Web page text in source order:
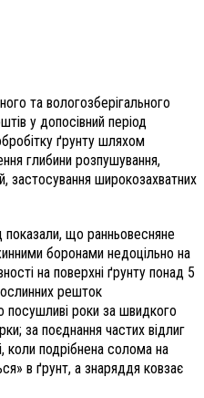
та вологозберігального
у допосівний період
ґрунту шляхом
глибини розпушування,
застосування широкозахватних
показали, що ранньовесняне
боронами недоцільно на
на поверхні ґрунту понад 5
решток
посушливі роки за швидкого
за поєднання частих відлиг
коли подрібнена солома на
в ґрунт, а знаряддя ковзає